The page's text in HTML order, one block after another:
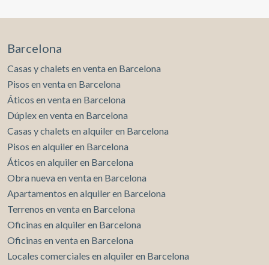
Barcelona
Casas y chalets en venta en Barcelona
Pisos en venta en Barcelona
Áticos en venta en Barcelona
Dúplex en venta en Barcelona
Casas y chalets en alquiler en Barcelona
Pisos en alquiler en Barcelona
Áticos en alquiler en Barcelona
Obra nueva en venta en Barcelona
Apartamentos en alquiler en Barcelona
Terrenos en venta en Barcelona
Oficinas en alquiler en Barcelona
Oficinas en venta en Barcelona
Locales comerciales en alquiler en Barcelona